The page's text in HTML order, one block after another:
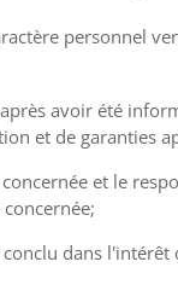
personnel
avoir été
et de garanties
et le
dans